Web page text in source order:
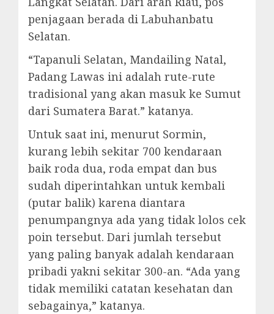
penjagaan berada di Labuhanbatu
Selatan.
“Tapanuli Selatan, Mandailing Natal,
Padang Lawas ini adalah rute-rute
tradisional yang akan masuk ke Sumut
dari Sumatera Barat.” katanya.
Untuk saat ini, menurut Sormin,
kurang lebih sekitar 700 kendaraan
baik roda dua, roda empat dan bus
sudah diperintahkan untuk kembali
(putar balik) karena diantara
penumpangnya ada yang tidak lolos cek
poin tersebut. Dari jumlah tersebut
yang paling banyak adalah kendaraan
pribadi yakni sekitar 300-an. “Ada yang
tidak memiliki catatan kesehatan dan
sebagainya,” katanya.